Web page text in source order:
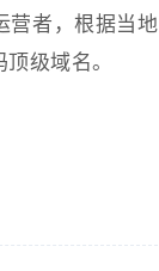
营者，根据当地
级域名。